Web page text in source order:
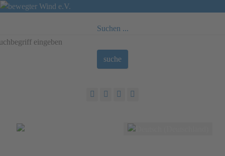
Suchen ...
suche
Sprache auswählen